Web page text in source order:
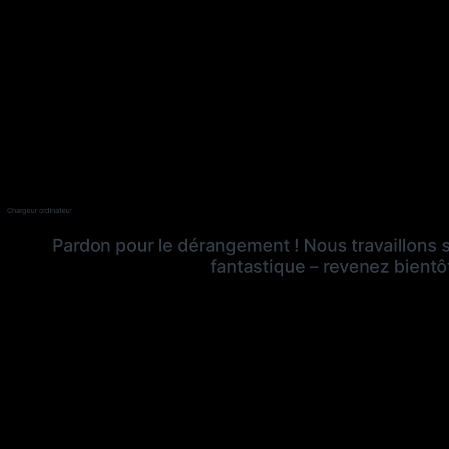
Chargeur ordinateur
Pardon pour le dérangement ! Nous travaillons
fantastique – revenez